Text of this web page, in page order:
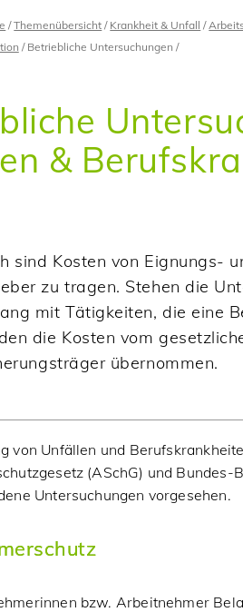
Themenübersicht Krankheit & Unfall
Betriebliche Untersuchungen
&
sind Kosten von Eignungs-
zu tragen. Stehen die
mit Tätigkeiten, die eine
die Kosten vom
übernommen.
von Unfällen und
(ASchG) und Bundes-
Untersuchungen vorgesehen.
bzw. Arbeitnehmer